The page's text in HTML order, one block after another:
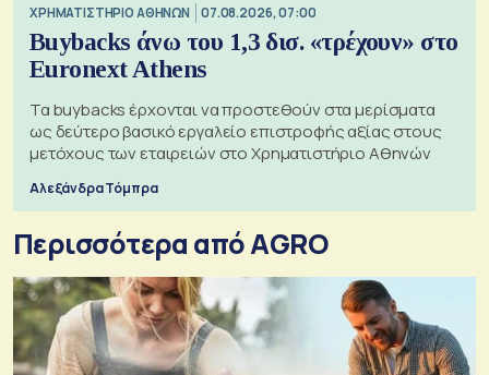
XΡΗΜΑΤΙΣΤΗΡΙΟ ΑΘΗΝΩΝ 07.08.2026, 07:00
Buybacks άνω του 1,3 δισ. «τρέχουν» στο
Euronext Athens
Τα buybacks έρχονται να προστεθούν στα μερίσματα
ως δεύτερο βασικό εργαλείο επιστροφής αξίας στους
μετόχους των εταιρειών στο Χρηματιστήριο Αθηνών
Αλεξάνδρα Τόμπρα
Περισσότερα από AGRO